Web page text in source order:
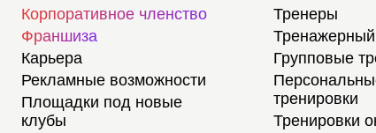
Корпоративное членство
Франшиза
Карьера
Рекламные возможности
Площадки под новые
клубы
Тренеры
Групповые
тренировки
Тренировки